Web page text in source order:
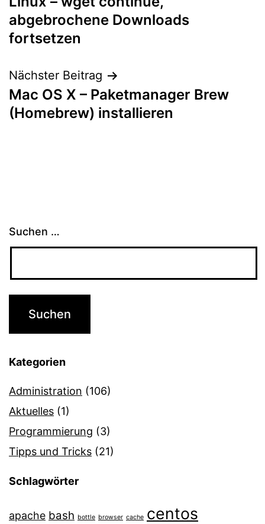
abgebrochene Downloads
fortsetzen
Nächster Beitrag
Mac OS X – Paketmanager Brew
(Homebrew) installieren
Suchen …
Kategorien
Administration (106)
Aktuelles (1)
Programmierung (3)
Tipps und Tricks (21)
Schlagwörter
apache bash bottle browser cache centos